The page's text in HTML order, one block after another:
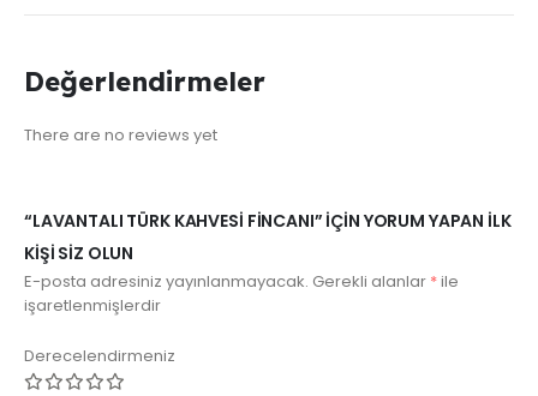
Değerlendirmeler
There are no reviews yet
“LAVANTALI TÜRK KAHVESI FINCANI” IÇIN YORUM YAPAN ILK
KIŞI SIZ OLUN
E-posta adresiniz yayınlanmayacak. Gerekli alanlar *ile
işaretlenmişlerdir
Derecelendirmeniz